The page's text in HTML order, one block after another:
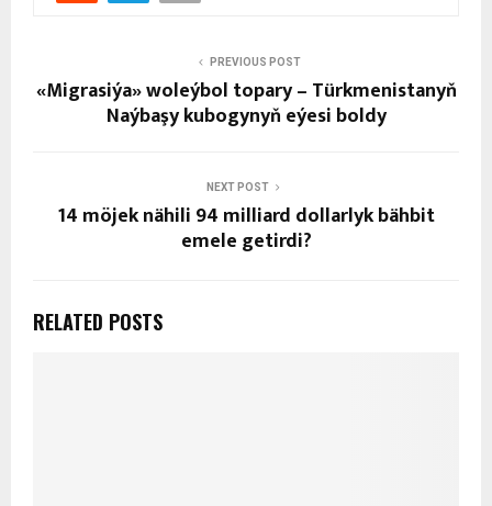
PREVIOUS POST
«Migrasiýa» woleýbol topary – Türkmenistanyň
Naýbaşy kubogynyň eýesi boldy
NEXT POST
14 möjek nähili 94 milliard dollarlyk bähbit
emele getirdi?
RELATED POSTS